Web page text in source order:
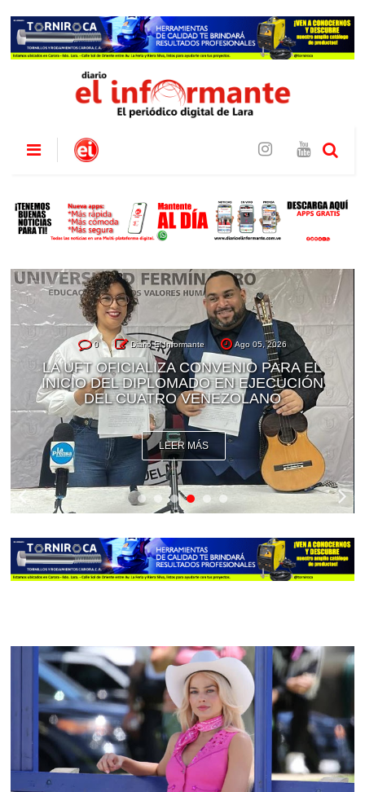
0 Diario El Informante Ago 05, 2026
LA UFT OFICIALIZA CONVENIO PARA EL
INICIO DEL DIPLOMADO EN EJECUCIÓN
DEL CUATRO VENEZOLANO
LEER MÁS